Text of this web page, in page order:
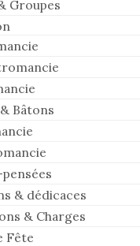
Groupes
Bâtons
& dédicaces
& Charges
Fête